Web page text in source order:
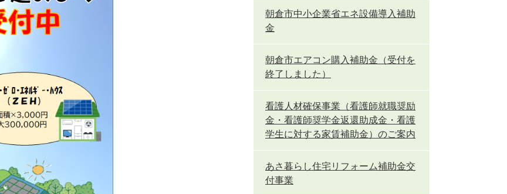
朝倉市中小企業省エネ設備導入補助
金
朝倉市エアコン購入補助金（受付を
終了しました）
看護人材確保事業（看護師就職奨励
金・看護師奨学金返還助成金・看護
学生に対する家賃補助金）のご案内
あさ暮らし住宅リフォーム補助金交
付事業